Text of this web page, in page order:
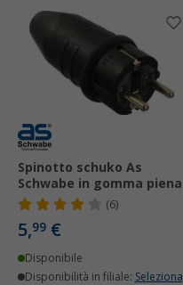
Spinotto schuko As
Schwabe in gomma piena
(6)
5,99 €
Disponibile
Disponibilità in filiale: Seleziona